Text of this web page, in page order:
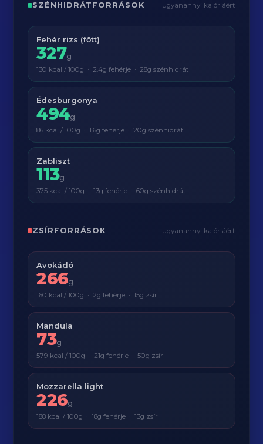
SZÉNHIDRÁTFORRÁSOK ugyanannyi kalóriáért
Fehér rizs (főtt)
327g
130 kcal / 100g · 2.4g fehérje · 28g szénhidrát
Édesburgonya
494g
86 kcal / 100g · 1.6g fehérje · 20g szénhidrát
Zabliszt
113g
375 kcal / 100g · 13g fehérje · 60g szénhidrát
ZSÍRFORRÁSOK ugyanannyi kalóriáért
Avokádó
266g
160 kcal / 100g · 2g fehérje · 15g zsír
Mandula
73g
579 kcal / 100g · 21g fehérje · 50g zsír
Mozzarella light
226g
188 kcal / 100g · 18g fehérje · 13g zsír